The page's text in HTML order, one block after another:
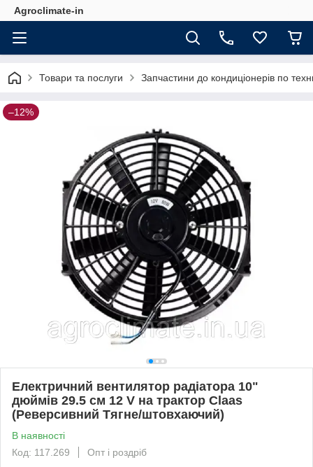
Agroclimate-in
Товари та послуги Запчастини до кондиціонерів по
–12%
Електричний вентилятор радіатора 10"
дюймів 29.5 см 12 V на трактор Claas
(Реверсивний Тягне/штовхаючий)
В наявності
Код: 117.269
Опт і роздріб